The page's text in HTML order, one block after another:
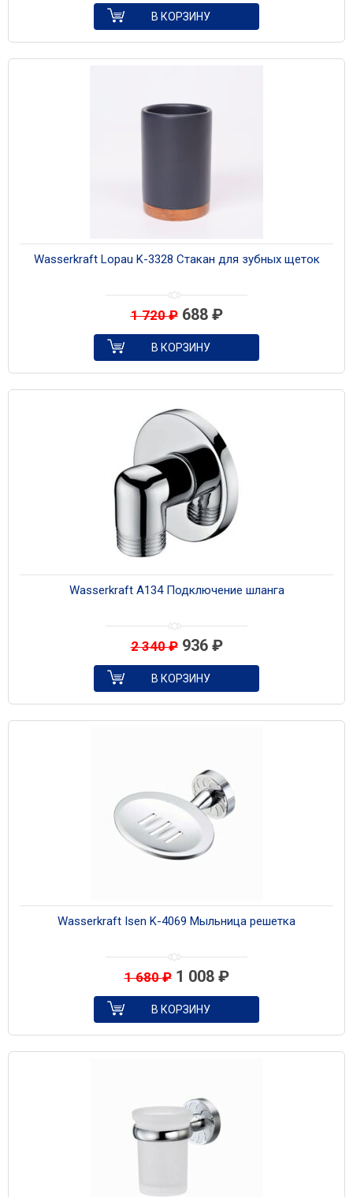
В КОРЗИНУ
Wasserkraft Lopau K-3328 Стакан для зубных щеток
1 720₽ 688 ₽
В КОРЗИНУ
Wasserkraft A134 Подключение шланга
2 340₽ 936 ₽
В КОРЗИНУ
Wasserkraft Isen K-4069 Мыльница решетка
1 680₽ 1 008 ₽
В КОРЗИНУ